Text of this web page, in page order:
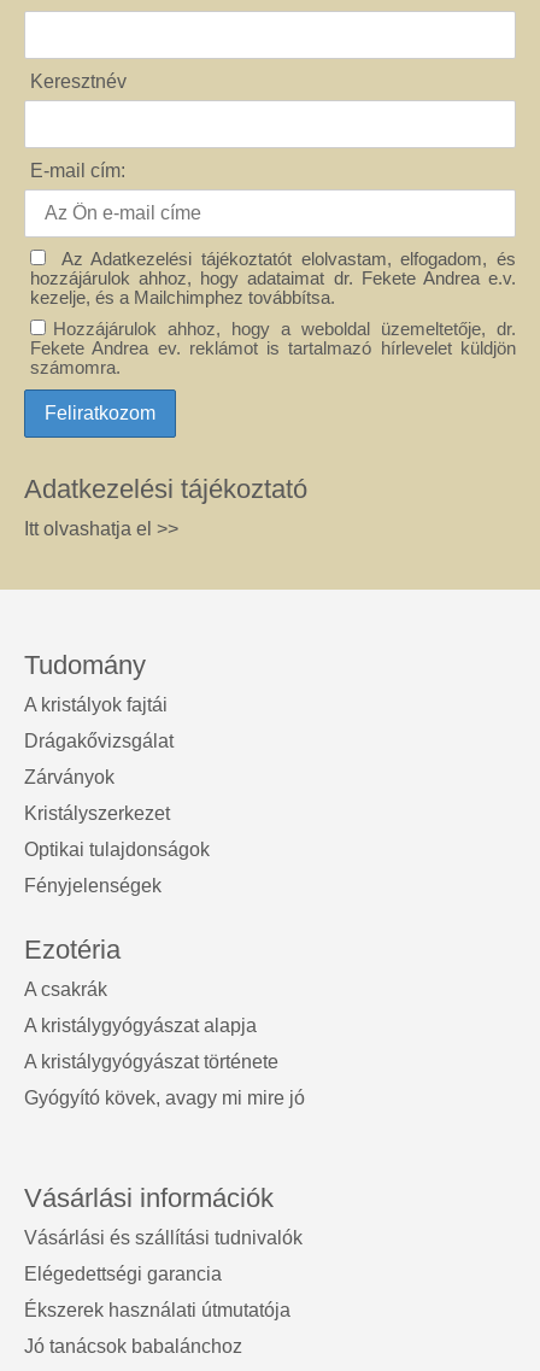
Keresztnév
E-mail cím:
Az Adatkezelési tájékoztatót elolvastam, elfogadom, és
hozzájárulok ahhoz, hogy adataimat dr. Fekete Andrea e.v.
kezelje, és a Mailchimphez továbbítsa.
Hozzájárulok ahhoz, hogy a weboldal üzemeltetője, dr.
Fekete Andrea ev. reklámot is tartalmazó hírlevelet küldjön
számomra.
Adatkezelési tájékoztató
Itt olvashatja el >>
Tudomány
A kristályok fajtái
Drágakővizsgálat
Zárványok
Kristályszerkezet
Optikai tulajdonságok
Fényjelenségek
Ezotéria
A csakrák
A kristálygyógyászat alapja
A kristálygyógyászat története
Gyógyító kövek, avagy mi mire jó
Vásárlási információk
Vásárlási és szállítási tudnivalók
Elégedettségi garancia
Ékszerek használati útmutatója
Jó tanácsok babalánchoz